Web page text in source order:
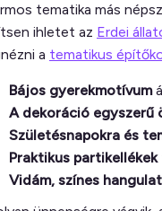
tematika más
ihletet az Erdei
a tematikus
Bájos gyerekmotívum
A dekoráció egyszerű
Születésnapokra és
Praktikus partikellékek
Vidám, színes hangulat